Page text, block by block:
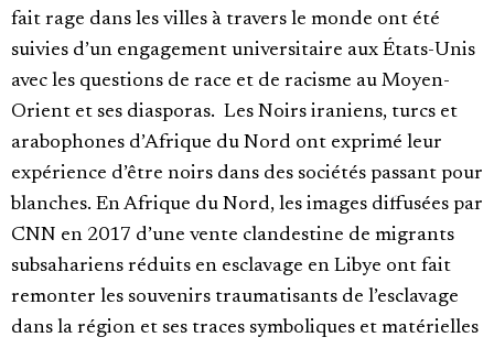
fait rage dans les villes à travers le monde ont été
suivies d’un engagement universitaire aux États-Unis
avec les questions de race et de racisme au Moyen-
Orient et ses diasporas. Les Noirs iraniens, turcs et
arabophones d’Afrique du Nord ont exprimé leur
expérience d’être noirs dans des sociétés passant pour
blanches. En Afrique du Nord, les images diffusées par
CNN en 2017 d’une vente clandestine de migrants
subsahariens réduits en esclavage en Libye ont fait
remonter les souvenirs traumatisants de l’esclavage
dans la région et ses traces symboliques et matérielles